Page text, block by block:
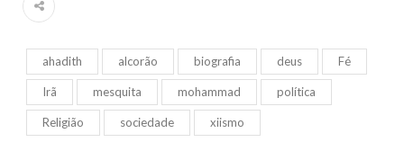
ahadith alcorão biografia deus Fé
Irã mesquita mohammad política
Religião sociedade xiismo